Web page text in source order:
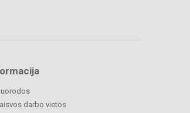
darbo vietos